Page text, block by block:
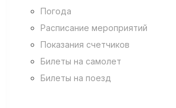
Погода
Расписание мероприятий
Показания счетчиков
Билеты на самолет
Билеты на поезд